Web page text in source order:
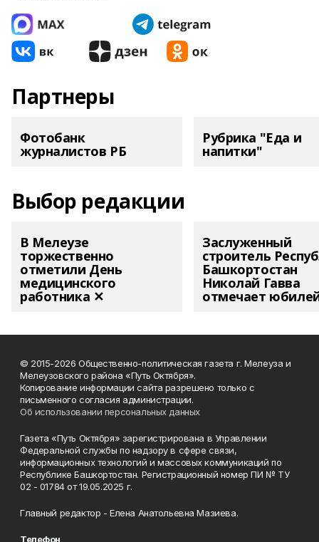
Партнеры
Фотобанк
журналистов РБ
Рубрика "Еда и
напитки"
Выбор редакции
В Мелеузе
торжественно
отметили День
медицинского
работника ✕
Заслуженный
строитель
Башкортостан
Николай Гавва
отмечает
© 2015-2026 Общественно-политическая газета г. Мелеуза и
Мелеузовского района «Путь Октября».
Копирование информации сайта разрешено только с
письменного согласия администрации.
Об использовании персональных данных
Газета «Путь Октября» зарегистрирована в Управлении
Федеральной службы по надзору в сфере связи,
информационных технологий и массовых коммуникаций по
Республике Башкортостан. Регистрационный номер ПИ № ТУ
02 - 01784 от 19.05.2025 г.
Главный редактор - Елена Анатольевна Мазиева.
Телефон